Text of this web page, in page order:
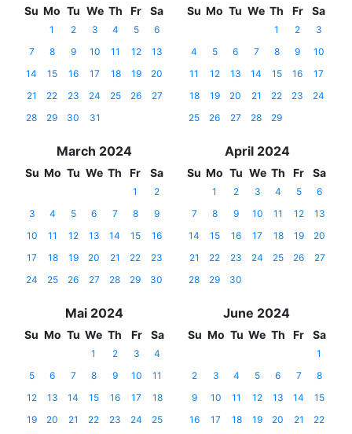
Su Mo Tu We Th Fr Sa
1 2 3 4 5
6
7
8 9 10 11 12
13
14
15 16 17 18 19
20
21
22 23 24 25 26
27
28
29 30 31
Su Mo Tu We Th Fr Sa
1 2
3
4
5 6 7 8 9
10
11
12 13 14 15 16
17
18
19 20 21 22 23
24
25
26 27 28 29
March 2024
Su Mo Tu We Th Fr Sa
1
2
3
4 5 6 7 8
9
10
11 12 13 14 15
16
17
18 19 20 21 22
23
24
25 26 27 28 29 30
April 2024
Su Mo Tu We Th Fr Sa
1 2 3 4 5
6
7
8 9 10 11 12
13
14
15 16 17 18 19
20
21
22 23 24 25 26
27
28
29 30
Mai 2024
Su Mo Tu We Th Fr Sa
1 2 3
4
5
6 7 8 9 10
11
12
13 14 15 16 17
18
19
20 21 22 23 24
25
June 2024
Su Mo Tu We Th Fr Sa
1
2
3 4 5 6 7
8
9
10 11 12 13 14
15
16
17 18 19 20 21
22